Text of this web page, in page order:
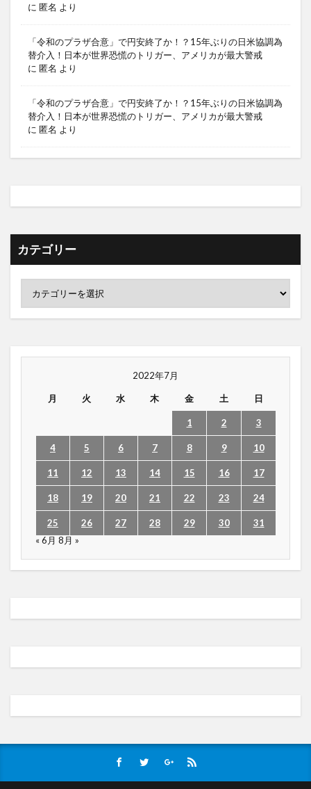
に 匿名 より
「令和のプラザ合意」で円安終了か！？15年ぶりの日米協調為
替介入！日本が世界恐慌のトリガー、アメリカが最大警戒
に 匿名 より
「令和のプラザ合意」で円安終了か！？15年ぶりの日米協調為
替介入！日本が世界恐慌のトリガー、アメリカが最大警戒
に 匿名 より
カテゴリー
2022年7月
月 火 水 木 金 土 日
1 2 3
4 5 6 7 8 9 10
11 12 13 14 15 16 17
18 19 20 21 22 23 24
25 26 27 28 29 30
31
« 6月 8月 »